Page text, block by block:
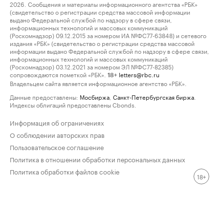
2026. Сообщения и материалы информационного агентства «РБК»
(свидетельство о регистрации средства массовой информации
выдано Федеральной службой по надзору в сфере связи,
информационных технологий и массовых коммуникаций
(Роскомнадзор) 09.12.2015 за номером ИА №ФС77-63848) и сетевого
издания «РБК» (свидетельство о регистрации средства массовой
информации выдано Федеральной службой по надзору в сфере связи,
информационных технологий и массовых коммуникаций
(Роскомнадзор) 03.12.2021 за номером ЭЛ №ФС77-82385)
сопровождаются пометкой «РБК».
18+ letters@rbc.ru
Владельцем сайта является информационное агентство «РБК».
Данные предоставлены: Мосбиржа Санкт-Петербургская биржа
Индексы облигаций предоставлены Cbonds.
Информация об ограничениях
О соблюдении авторских прав
Пользовательское соглашение
Политика в отношении обработки персональных данных
Политика обработки файлов cookie
18+